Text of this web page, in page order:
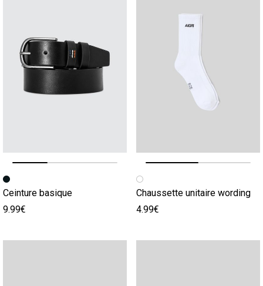
Image précédente
Image suivante
Ceinture basique
9.99€
Image précédente
Image suivante
Chaussette unitaire wording
4.99€